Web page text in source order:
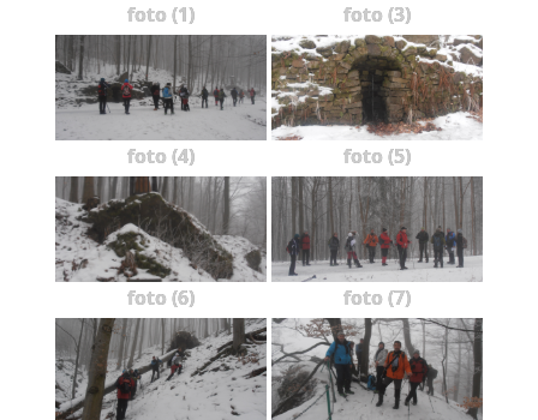
foto (1) foto (3)
foto (4) foto (5)
foto (6) foto (7)